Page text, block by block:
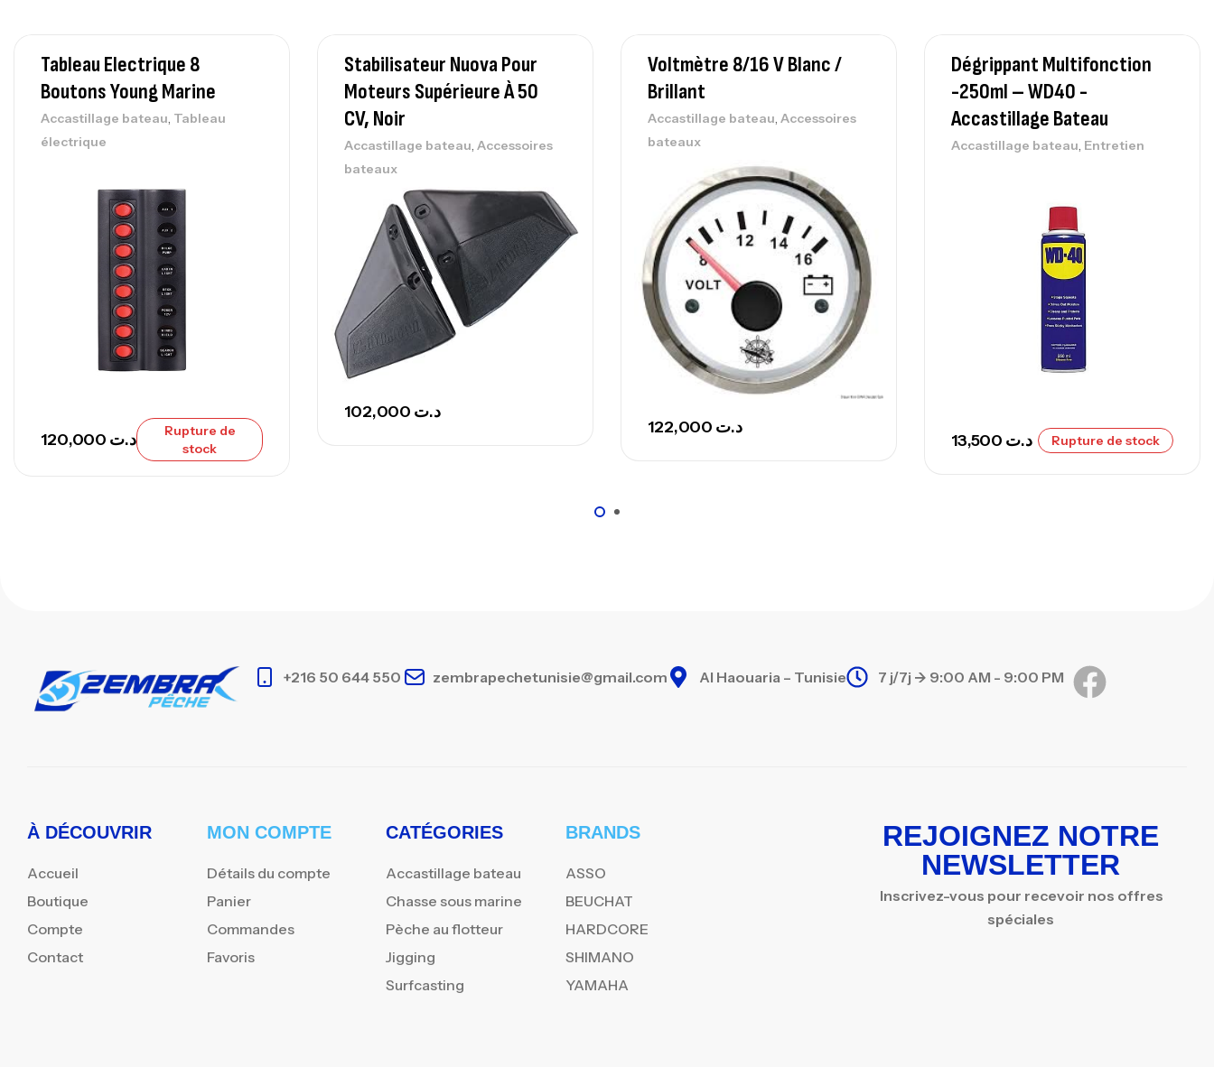
Canne Sunset Beachstriker Surf Hybrid
Cannes
215,000
Canne Sunset Secret Cove 450 Cm 100
– 300 G
Cannes ,Surfcasting
د.ت 768,000
Canne Sunset Secret Cove 420 Cm 100
– 300 G
Tableau Electrique 8
Boutons Young Marine
Accastillage bateau, Tableau
électrique
د.ت
Rupture de
stock
Stabilisateur Nuova Pour
Moteurs Supérieure À 50
CV, Noir
Accastillage bateau, Accessoires
bateaux
د.ت
Voltmètre 8/16 V Blanc /
Brillant
Accastillage bateau, Accessoires
bateaux
د.ت
Dégrippant Multifonction
-250ml – WD40 -
Accastillage Bateau
Accastillage bateau, Entretien
د.ت Rupture de stock
+216 50 644 550 zembrapechetunisie@gmail.com Al Haouaria – Tunisie 7 j/7j -> 9:00 AM - 9:00 PM
À DÉCOUVRIR
Accueil
Boutique
Compte
Contact
MON COMPTE
Détails du compte
Panier
Commandes
Favoris
CATÉGORIES
Accastillage bateau
Chasse sous marine
Pèche au flotteur
Jigging
Surfcasting
BRANDS
ASSO
BEUCHAT
HARDCORE
SHIMANO
YAMAHA
REJOIGNEZ NOTRE
NEWSLETTER
Inscrivez-vous pour recevoir nos offres
spéciales